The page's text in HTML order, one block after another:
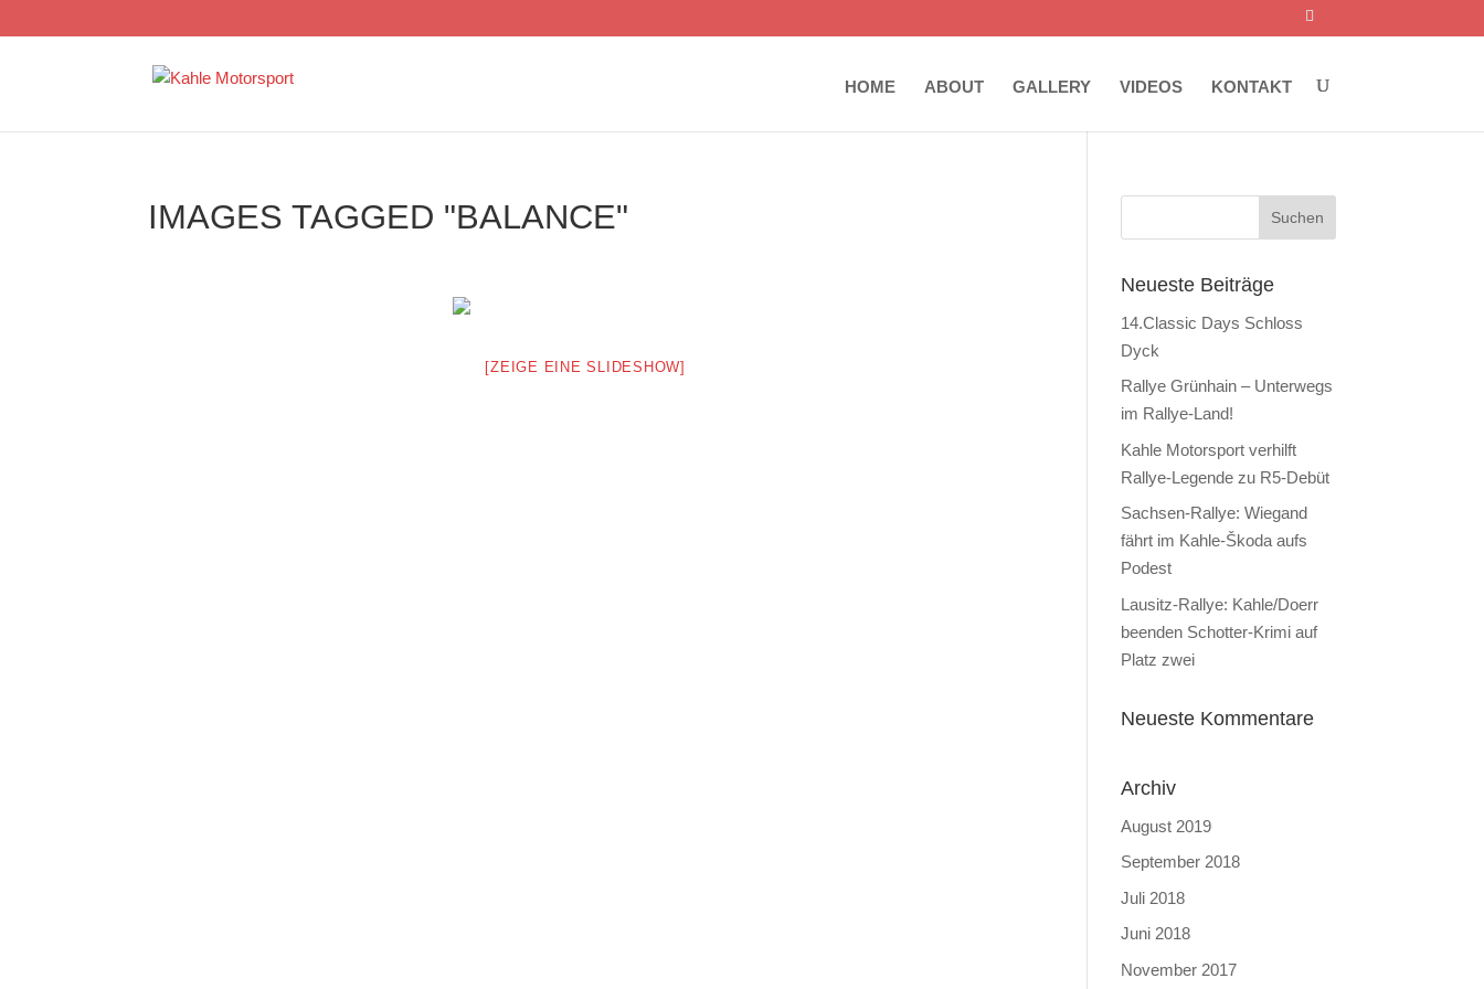
HOME ABOUT GALLERY VIDEOS KONTAKT
IMAGES TAGGED "BALANCE"
[ZEIGE EINE SLIDESHOW]
Neueste Beiträge
14.Classic Days Schloss
Dyck
Rallye Grünhain – Unterwegs
im Rallye-Land!
Kahle Motorsport verhilft
Rallye-Legende zu R5-Debüt
Sachsen-Rallye: Wiegand
fährt im Kahle-Škoda aufs
Podest
Lausitz-Rallye: Kahle/Doerr
beenden Schotter-Krimi auf
Platz zwei
Neueste Kommentare
Archiv
August 2019
September 2018
Juli 2018
Juni 2018
November 2017